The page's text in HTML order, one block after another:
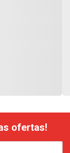
ofertas!